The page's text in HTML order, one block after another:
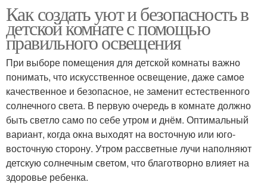
Как создать уют и безопасность в
детской комнате с помощью
правильного освещения
При выборе помещения для детской комнаты важно
понимать, что искусственное освещение, даже самое
качественное и безопасное, не заменит естественного
солнечного света. В первую очередь в комнате должно
быть светло само по себе утром и днём. Оптимальный
вариант, когда окна выходят на восточную или юго-
восточную сторону. Утром рассветные лучи наполняют
детскую солнечным светом, что благотворно влияет на
здоровье ребенка.